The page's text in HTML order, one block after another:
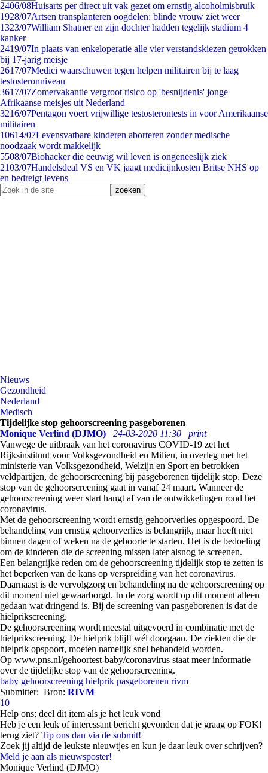
2406/08Huisarts per direct uit vak gezet om ernstig alcoholmisbruik
1928/07Artsen transplanteren oogdelen: blinde vrouw ziet weer
1323/07William Shatner en zijn dochter hadden tegelijk stadium 4
kanker
2419/07In plaats van enkeloperatie alle vier verstandskiezen getrokken
bij 17-jarig meisje
2617/07Medici waarschuwen tegen helpen militairen bij te laag
testosteronniveau
3617/07Zomervakantie vergroot risico op 'besnijdenis' jonge
Afrikaanse meisjes uit Nederland
3216/07Pentagon voert vrijwillige testosterontests in voor Amerikaanse
militairen
10614/07Levensvatbare kinderen aborteren zonder medische
noodzaak wordt makkelijk
5508/07Biohacker die eeuwig wil leven is ongeneeslijk ziek
2103/07Handelsdeal VS en VK jaagt medicijnkosten Britse NHS op
en bedreigt levens
Nieuws
Gezondheid
Nederland
Medisch
Tijdelijke stop gehoorscreening pasgeborenen
Monique Verlind (DJMO)
24-03-2020 11:30
print
Vanwege de uitbraak van het coronavirus COVID-19 zet het
Rijksinstituut voor Volksgezondheid en Milieu, in overleg met het
ministerie van Volksgezondheid, Welzijn en Sport en betrokken
veldpartijen, de gehoorscreening bij pasgeborenen tijdelijk stop. Deze
stop van de gehoorscreening gaat in vanaf 24 maart. Wanneer de
gehoorscreening weer start hangt af van de ontwikkelingen rond het
coronavirus.
Met de gehoorscreening wordt ernstig gehoorverlies opgespoord. De
behandeling van ernstig gehoorverlies is belangrijk, maar hoeft niet
binnen dagen of weken na de geboorte te starten. Het is de bedoeling
om de kinderen die de screening missen later alsnog te screenen.
Een belangrijke reden om de gehoorscreening tijdelijk stop te zetten is
het beperken van de kans op verspreiding van het coronavirus.
Daarnaast is de vervolgzorg en behandeling na de gehoorscreening op
dit moment niet gewaarborgd. In de zorg wordt op dit moment alleen
gedaan wat dringend is. Bij de screening van pasgeborenen is dat de
hielprikscreening.
De gehoorscreening wordt meestal uitgevoerd in combinatie met de
hielprikscreening. De hielprik blijft wél doorgaan. De ziekten die de
hielprik opspoort, moeten namelijk snel behandeld worden.
Op www.pns.nl/gehoortest-baby/coronavirus staat meer informatie
over de tijdelijke stop van de gehoorscreening.
baby gehoorscreening hielprik pasgeborenen rivm
Submitter: Bron: RIVM
10
Help ons; deel dit item als je het leuk vond
Heb je een leuk of interessant bericht gevonden dat je graag op FOK!
terug ziet? Tip ons dan via de submit!
Zoek jij altijd de leukste nieuwtjes en kun je daar leuk over schrijven?
Meld je aan als nieuwsposter!
Monique Verlind (DJMO)